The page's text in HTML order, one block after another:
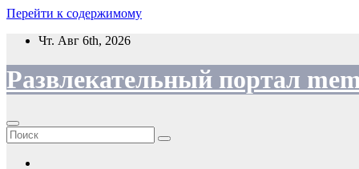
Перейти к содержимому
Чт. Авг 6th, 2026
Развлекательный портал